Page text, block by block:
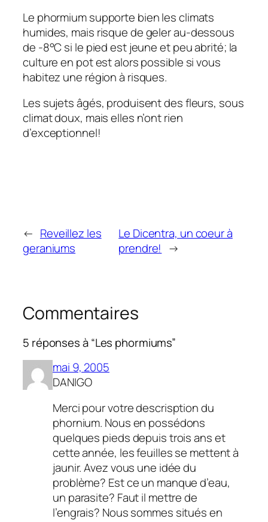
Le phormium supporte bien les climats
humides, mais risque de geler au-dessous
de -8°C si le pied est jeune et peu abrité; la
culture en pot est alors possible si vous
habitez une région à risques.
Les sujets âgés, produisent des fleurs, sous
climat doux, mais elles n’ont rien
d’exceptionnel!
← Reveillez les
geraniums
Le Dicentra, un coeur à
prendre! →
Commentaires
5 réponses à “Les phormiums”
mai 9, 2005
DANIGO
Merci pour votre descrisption du
phornium. Nous en possédons
quelques pieds depuis trois ans et
cette année, les feuilles se mettent à
jaunir. Avez vous une idée du
problème? Est ce un manque d’eau,
un parasite? Faut il mettre de
l’engrais? Nous sommes situés en